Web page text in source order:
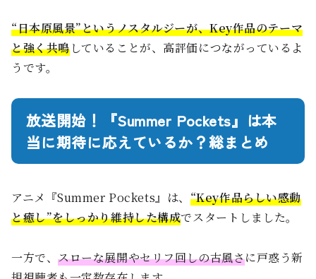
“日本原風景”というノスタルジーが、Key作品のテーマ
と強く共鳴していることが、高評価につながっているよ
うです。
放送開始！『Summer Pockets』は本
当に期待に応えているか？総まとめ
アニメ『Summer Pockets』は、 “Key作品らしい感動
と癒し”をしっかり維持した構成でスタートしました。
一方で、スローな展開やセリフ回しの古風さに戸惑う新